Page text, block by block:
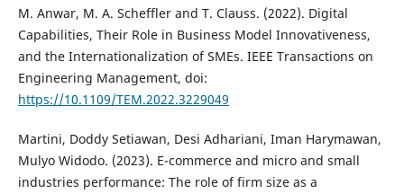
M. Anwar, M. A. Scheffler and T. Clauss. (2022). Digital
Capabilities, Their Role in Business Model Innovativeness,
and the Internationalization of SMEs. IEEE Transactions on
Engineering Management, doi:
https://10.1109/TEM.2022.3229049
Martini, Doddy Setiawan, Desi Adhariani, Iman Harymawan,
Mulyo Widodo. (2023). E-commerce and micro and small
industries performance: The role of firm size as a